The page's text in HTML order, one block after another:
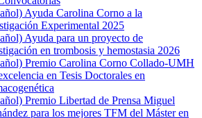
Ayuda Carolina Corno a la
Experimental 2025
Ayuda para un proyecto de
en trombosis y hemostasia 2026
Premio Carolina Corno Collado-UMH
en Tesis Doctorales en
Premio Libertad de Prensa Miguel
para los mejores TFM del Máster en